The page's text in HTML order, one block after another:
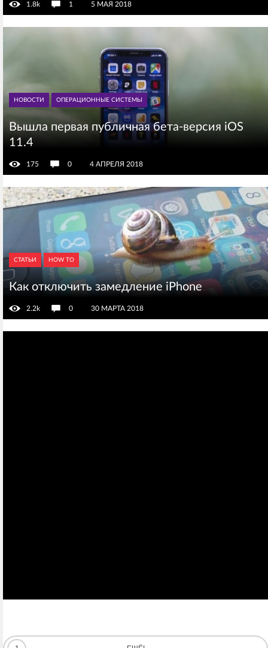
1.8k 1 5 МАЯ 2018
НОВОСТИ ОПЕРАЦИОННЫЕ СИСТЕМЫ
Вышла первая публичная бета-версия iOS
11.4
175 0 4 АПРЕЛЯ 2018
СТАТЬИ HOW TO
Как отключить замедление iPhone
2.2k 0 30 МАРТА 2018